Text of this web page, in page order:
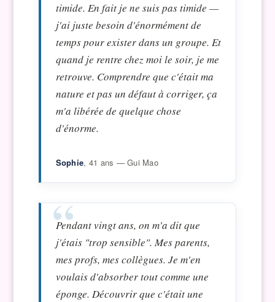
timide. En fait je ne suis pas timide —
j'ai juste besoin d'énormément de
temps pour exister dans un groupe. Et
quand je rentre chez moi le soir, je me
retrouve. Comprendre que c'étaitma
nature et pas un défaut à corriger, ça
m'a libérée de quelque chose
d'énorme.
Sophie, 41 ans — Gui Mao
Pendant vingt ans, on m'a dit que
j'étais "trop sensible". Mes parents,
mes profs, mes collègues. Je m'en
voulais d'absorber tout comme une
éponge. Découvrir que c'était une